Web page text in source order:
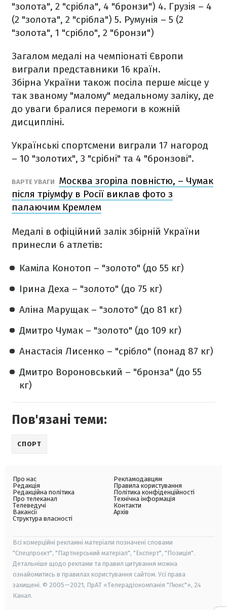
"золота", 2 "срібла", 4 "бронзи") 4. Грузія – 4
(2 "золота", 2 "срібла") 5. Румунія – 5 (2
"золота", 1 "срібло", 2 "бронзи")
Загалом медалі на чемпіонаті Європи
виграли представники 16 країн.
Збірна України також посіла перше місце у
так званому "малому" медальному заліку, де
до уваги бралися перемоги в кожній
дисципліні.
Українські спортсмени виграли 17 нагород
– 10 "золотих", 3 "срібні" та 4 "бронзові".
ВАРТЕ УВАГИ
Москва згоріла повністю, – Чумак
після тріумфу в Росії виклав фото з
палаючим Кремлем
Медалі в офіційний залік збірній України
принесли 6 атлетів:
Каміла Конотоп – "золото" (до 55 кг)
Ірина Деха – "золото" (до 75 кг)
Аліна Марущак – "золото" (до 81 кг)
Дмитро Чумак – "золото" (до 109 кг)
Анастасія Лисенко – "срібло" (понад 87 кг)
Дмитро Вороновський – "бронза" (до 55
кг)
Пов'язані теми:
СПОРТ
Про нас
Редакція
Редакційна політика
Про телеканал
Телеведучі
Вакансії
Структура власності
Рекламодавцям
Правила користування
Політика конфіденційності
Технічна інформація
Контакти
Архів
Всі комерційні рекламні матеріали позначені словами
"Спецпроєкт", "Партнерський матеріал", "Експерт", "Позиція".
Детальніше щодо реклами та правил цитування можна
ознайомитись в правилах користування сайтом. Усі права
захищені. © 2005—2021, ПрАТ «Телерадіокомпанія "Люкс"», 24
Канал.